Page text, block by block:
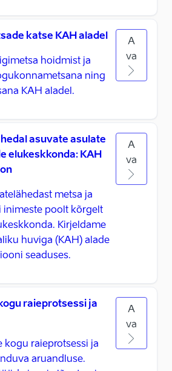
katse KAH aladel
hoidmist ja
ning
KAH aladel.
A
va
asuvate asulate
elukeskkonda: KAH
metsa ja
inimeste poolt kõrgelt
Kirjeldame
huviga (KAH) alade
seaduses.
A
va
raieprotsessi ja
kogu raieprotsessi ja
aruandluse.
A
va